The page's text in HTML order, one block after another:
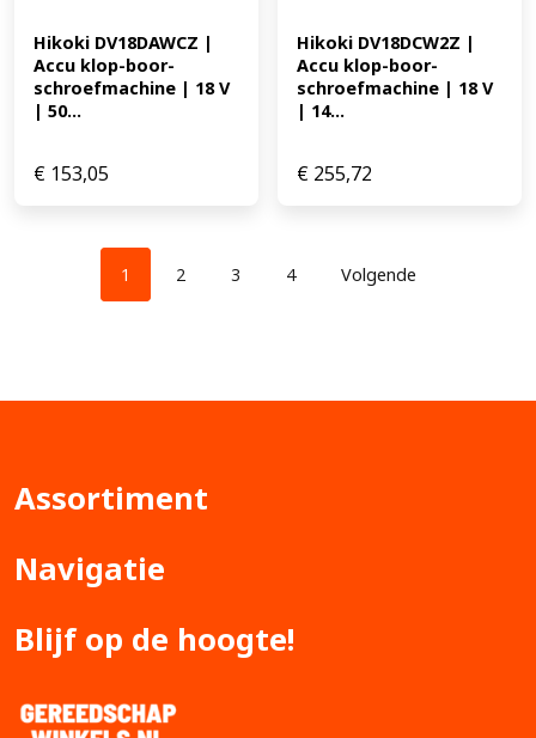
Hikoki DV18DAWCZ |
Accu klop-boor-
schroefmachine | 18 V
| 50...
€ 153,05
Hikoki DV18DCW2Z |
Accu klop-boor-
schroefmachine | 18 V
| 14...
€ 255,72
1 2 3 4 Volgende
Assortiment
Navigatie
Blijf op de hoogte!